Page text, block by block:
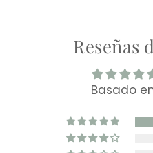
Reseñas
Basado